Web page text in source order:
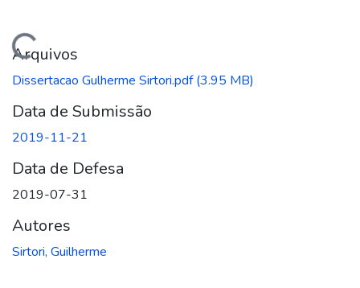
Arquivos
Dissertacao Gulherme Sirtori.pdf(3.95 MB)
Data de Submissão
2019-11-21
Data de Defesa
2019-07-31
Autores
Sirtori, Guilherme